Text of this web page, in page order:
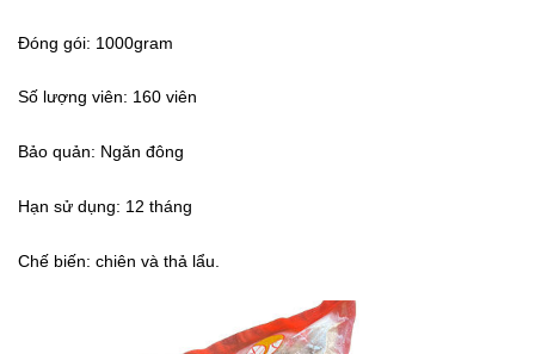
Đóng gói: 1000gram
Số lượng viên: 160 viên
Bảo quản: Ngăn đông
Hạn sử dụng: 12 tháng
Chế biến: chiên và thả lẩu.